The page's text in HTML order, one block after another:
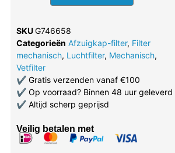
SKUG746658
Categorieën Afzuigkap-filter, Filter
mechanisch, Luchtfilter, Mechanisch,
Vetfilter
✔Gratis verzenden vanaf €100
✔Op voorraad? Binnen 48 uur geleverd
✔Altijd scherp geprijsd
Veilig betalen met